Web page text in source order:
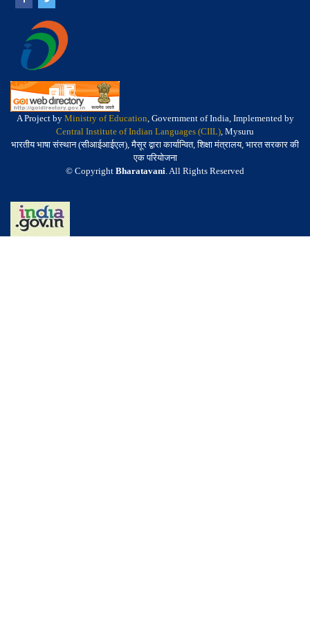
A Project by Ministry of Education, Government of India, Implemented by
Central Institute of Indian Languages (CIIL), Mysuru
भारतीय भाषा संस्थान (सीआईआईएल), मैसूर द्वारा कार्यान्वित, शिक्षा मंत्रालय, भारत सरकार की
एक परियोजना
© Copyright Bharatavani. All Rights Reserved